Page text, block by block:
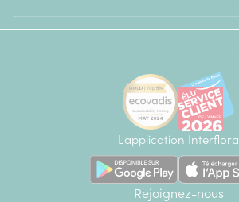
L'application Interflora
Rejoignez-nous